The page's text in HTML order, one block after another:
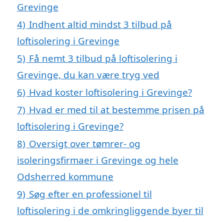
Grevinge
4) Indhent altid mindst 3 tilbud på
loftisolering i Grevinge
5) Få nemt 3 tilbud på loftisolering i
Grevinge, du kan være tryg ved
6) Hvad koster loftisolering i Grevinge?
7) Hvad er med til at bestemme prisen på
loftisolering i Grevinge?
8) Oversigt over tømrer- og
isoleringsfirmaer i Grevinge og hele
Odsherred kommune
9) Søg efter en professionel til
loftisolering i de omkringliggende byer til